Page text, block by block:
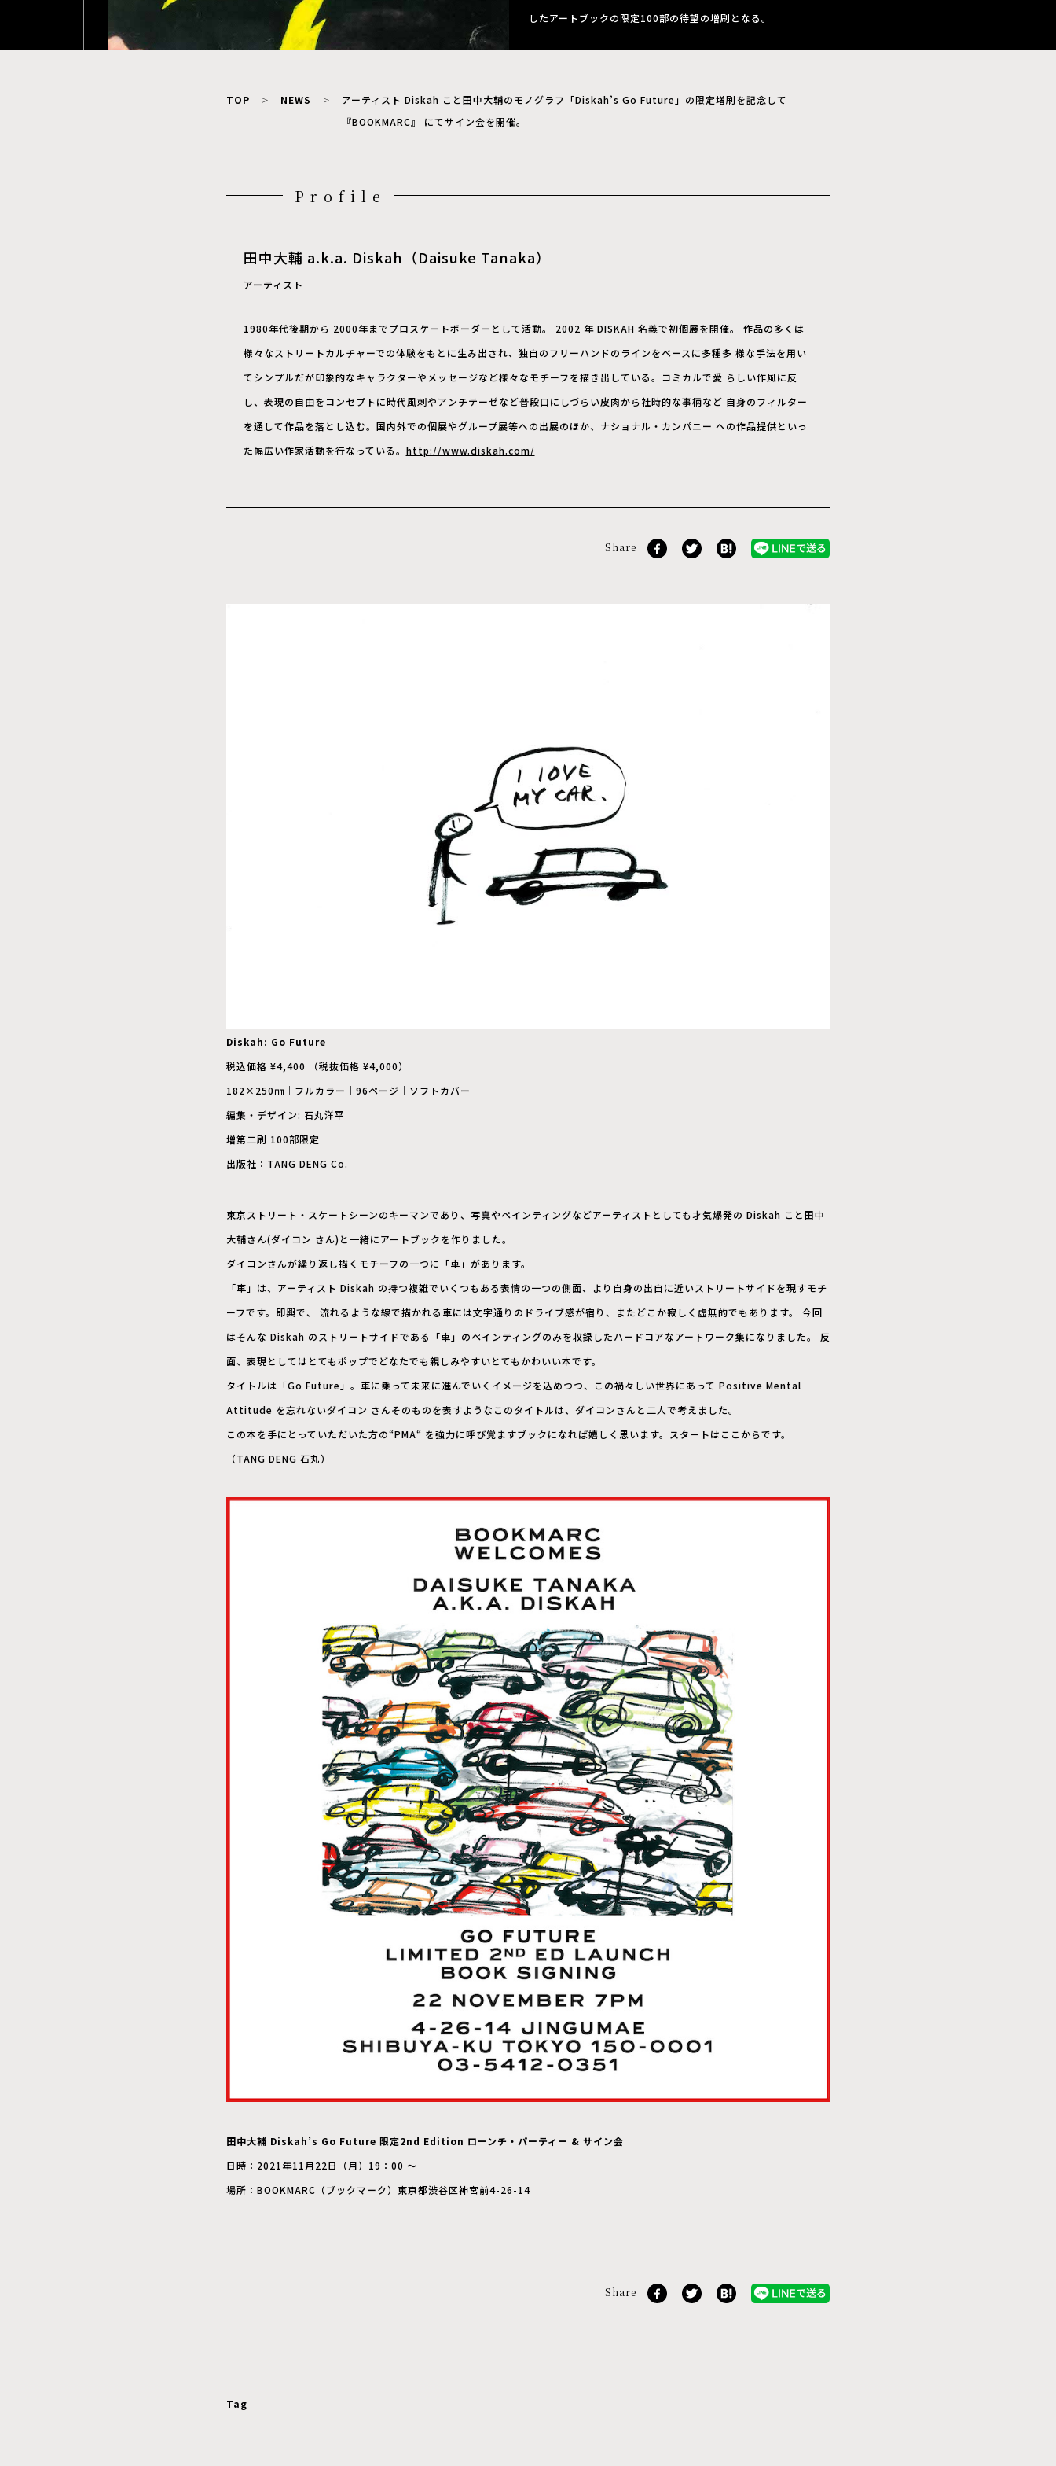
したアートブックの限定100部の待望の増刷となる。
TOP NEWS
アーティスト Diskah こと田中大輔のモノグラフ「Diskah’s Go Future」の限定増刷を記念して
『BOOKMARC』 にてサイン会を開催。
Profile
田中大輔 a.k.a. Diskah（Daisuke Tanaka）
アーティスト
1980年代後期から 2000年までプロスケートボーダーとして活動。 2002 年 DISKAH 名義で初個展を開催。 作品の多くは
様々なストリートカルチャーでの体験をもとに生み出され、独自のフリーハンドのラインをベースに多種多 様な手法を用い
てシンプルだが印象的なキャラクターやメッセージなど様々なモチーフを描き出している。コミカルで愛 らしい作風に反
し、表現の自由をコンセプトに時代風刺やアンチテーゼなど普段口にしづらい皮肉から社時的な事柄など 自身のフィルター
を通して作品を落とし込む。国内外での個展やグループ展等への出展のほか、ナショナル・カンパニー への作品提供といっ
た幅広い作家活動を行なっている。 http://www.diskah.com/
Share
Diskah: Go Future
税込価格 ¥4,400 （税抜価格 ¥4,000）
182×250㎜｜フルカラー｜96ページ｜ソフトカバー
編集・デザイン: 石丸洋平
増第二刷 100部限定
出版社：TANG DENG Co.
東京ストリート・スケートシーンのキーマンであり、写真やペインティングなどアーティストとしても才気爆発の Diskah こと田中
大輔さん(ダイコン さん)と一緒にアートブックを作りました。
ダイコンさんが繰り返し描くモチーフの一つに「車」があります。
「車」は、アーティスト Diskah の持つ複雑でいくつもある表情の一つの側面、より自身の出自に近いストリートサイドを現すモチ
ーフです。即興で、 流れるような線で描かれる車には文字通りのドライブ感が宿り、またどこか寂しく虚無的でもあります。 今回
はそんな Diskah のストリートサイドである「車」のペインティングのみを収録したハードコアなアートワーク集になりました。 反
面、表現としてはとてもポップでどなたでも親しみやすいとてもかわいい本です。
タイトルは「Go Future」。車に乗って未来に進んでいくイメージを込めつつ、この禍々しい世界にあって Positive Mental
Attitude を忘れないダイコン さんそのものを表すようなこのタイトルは、ダイコンさんと二人で考えました。
この本を手にとっていただいた方の“PMA“ を強力に呼び覚ますブックになれば嬉しく思います。スタートはここからです。
（TANG DENG 石丸）
田中大輔 Diskah’s Go Future 限定2nd Edition ローンチ・パーティー & サイン会
日時：2021年11月22日（月）19：00 ～
場所：BOOKMARC（ブックマーク）東京都渋谷区神宮前4-26-14
Share
Tag